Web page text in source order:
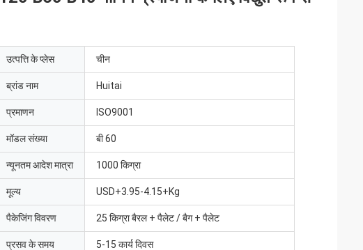
उत्पत्ति के प्लेस चीन
ब्रांड नाम Huitai
प्रमाणन ISO9001
मॉडल संख्या बी 60
न्यूनतम आदेश मात्रा 1000 किग्रा
मूल्य USD+3.95-4.15+Kg
पैकेजिंग विवरण 25 किग्रा बैरल + पैलेट / बैग + पैलेट
प्रसव के समय 5-15 कार्य दिवस